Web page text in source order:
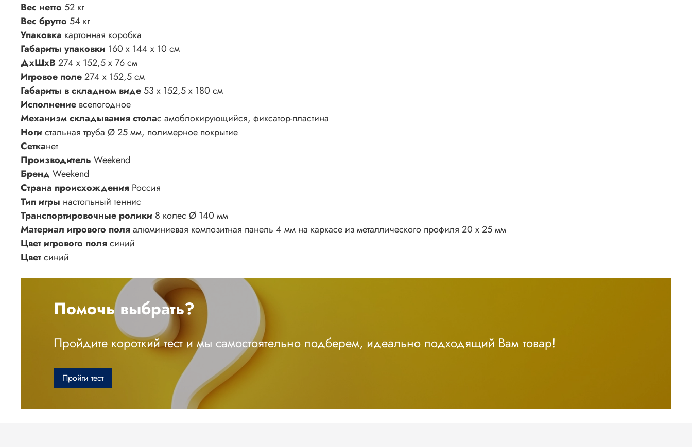
Вес нетто 52 кг
Вес брутто 54 кг
Упаковка картонная коробка
Габариты упаковки 160 х 144 х 10 см
ДхШхВ274 х 152,5 х 76 см
Игровое поле274 х 152,5 см
Габариты в складном виде53 х 152,5 х 180 см
Исполнение всепогодное
Механизм складывания столас амоблокирующийся, фиксатор-пластина
Ноги стальная труба Ø 25 мм, полимерное покрытие
Сетканет
Производитель Weekend
Бренд Weekend
Страна происхождения Россия
Тип игры настольный теннис
Транспортировочные ролики 8 колес Ø 140 мм
Материал игрового поля алюминиевая композитная панель 4 мм на каркасе из металлического профиля 20 х 25 мм
Цвет игрового поля синий
Цветсиний
Помочь выбрать?
Пройдите короткий тест и мы самостоятельно подберем, идеально подходящий Вам товар!
Пройти тест